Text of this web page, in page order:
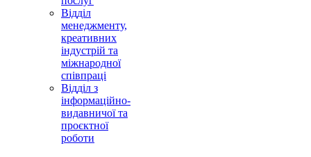
Відділ
менеджменту,
креативних
індустрій та
міжнародної
співпраці
Відділ з
інформаційно-
видавничої та
проєктної
роботи